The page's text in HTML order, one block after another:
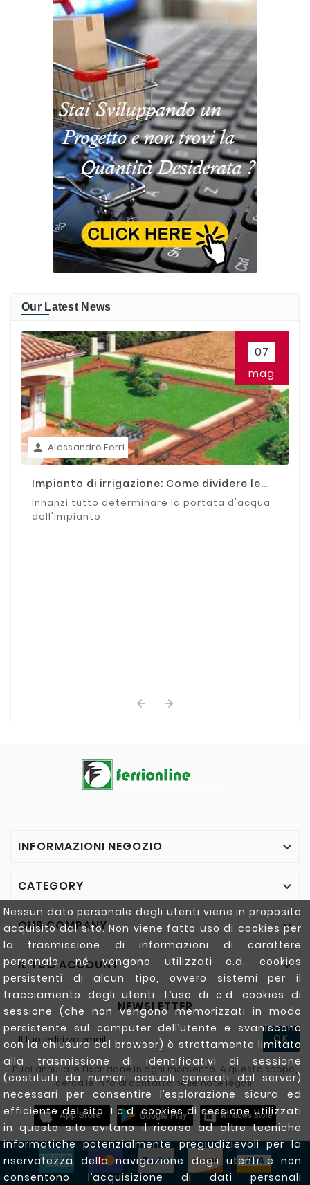
Nessun dato personale degli utenti viene in proposito
acquisito dal sito. Non viene fatto uso di cookies per
la trasmissione di informazioni di carattere
personale, né vengono utilizzati c.d. cookies
persistenti di alcun tipo, ovvero sistemi per il
tracciamento degli utenti. L’uso di c.d. cookies di
sessione (che non vengono memorizzati in modo
persistente sul computer dell’utente e svaniscono
con la chiusura del browser) è strettamente limitato
alla trasmissione di identificativi di sessione
(costituiti da numeri casuali generati dal server)
necessari per consentire l’esplorazione sicura ed
efficiente del sito. I c.d. cookies di sessione utilizzati
in questo sito evitano il ricorso ad altre tecniche
informatiche potenzialmente pregiudizievoli per la
riservatezza della navigazione degli utenti e non
consentono l’acquisizione di dati personali
Our Latest News
07
mag
 Alessandro Ferri
Impianto di irrigazione: Come dividere le
Innanzi tutto determinare la portata d'acqua
dell'impianto:
 
INFORMAZIONI NEGOZIO 
CATEGORY 
OUR COMPANY 
IL TUO ACCOUNT 
NEWSLETTER
OK
Puoi annullare l'iscrizione in ogni momento. A questo scopo,
cerca le info di contatto nelle note legali.